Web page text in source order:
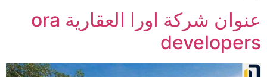
عنوان شركة اورا العقارية ora
developers